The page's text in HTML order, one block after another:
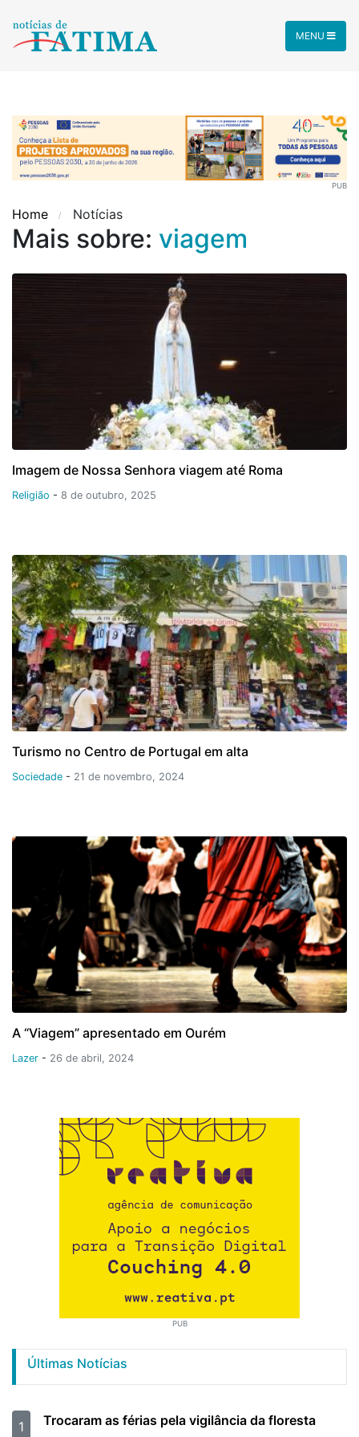
MENU
PUB
Home Notícias
Mais sobre: viagem
Imagem de Nossa Senhora viagem até Roma
Religião - 8 de outubro, 2025
Turismo no Centro de Portugal em alta
Sociedade - 21 de novembro, 2024
A “Viagem” apresentado em Ourém
Lazer - 26 de abril, 2024
PUB
Últimas Notícias
1 Trocaram as férias pela vigilância da floresta